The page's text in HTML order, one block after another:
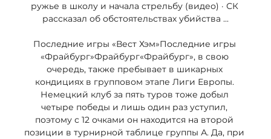
ружье в школу и начала стрельбу (видео) · СК
рассказал об обстоятельствах убийства ...
Последние игры «Вест Хэм»Последние игры
«Фрайбург»Фрайбург«Фрайбург», в свою
очередь, также пребывает в шикарных
кондициях в групповом этапе Лиги Европы.
Немецкий клуб за пять туров тоже добыл
четыре победы и лишь один раз уступил,
поэтому с 12 очками он находится на второй
позиции в турнирной таблице группы А. Да, при